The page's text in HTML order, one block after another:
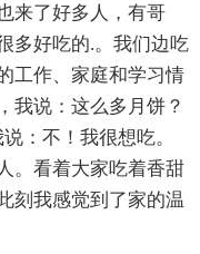
来了好多人，有哥
多好吃的.。我们边吃
工作、家庭和学习情
我说：这么多月饼？
：不！我很想吃。
。看着大家吃着香甜
刻我感觉到了家的温